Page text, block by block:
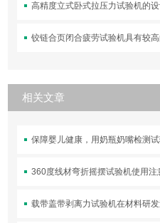
高精度立式卧式拉压力试验机的
铰链合页闭合疲劳试验机具有较
相关文章
保障婴儿健康，用奶瓶奶嘴检测
360度线材弯折摇摆试验机使用注
载带盖带剥离力试验机在材料研